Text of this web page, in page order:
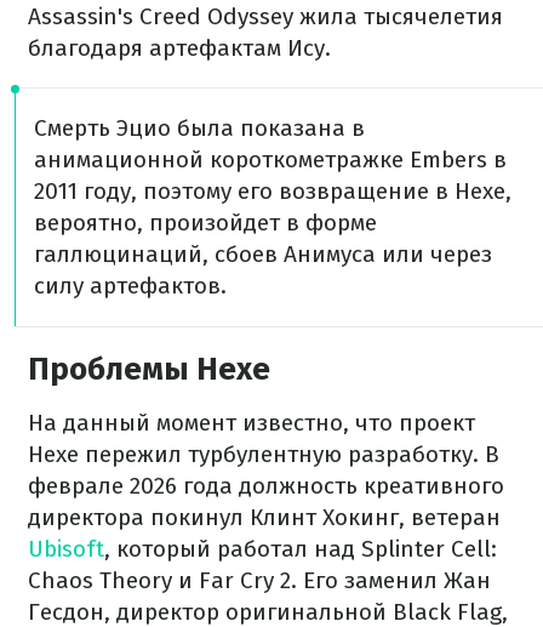
Assassin's Creed Odyssey жила тысячелетия
благодаря артефактам Ису.
Смерть Эцио была показана в
анимационной короткометражке Embers в
2011 году, поэтому его возвращение в Hexe,
вероятно, произойдет в форме
галлюцинаций, сбоев Анимуса или через
силу артефактов.
Проблемы Hexe
На данный момент известно, что проект
Hexe пережил турбулентную разработку. В
феврале 2026 года должность креативного
директора покинул Клинт Хокинг, ветеран
Ubisoft, который работал над Splinter Cell:
Chaos Theory и Far Cry 2. Его заменил Жан
Гесдон, директор оригинальной Black Flag,